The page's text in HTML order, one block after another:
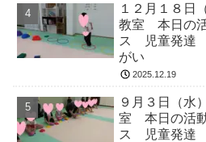
１２月１８日
教室 本日の
ス 児童発
がい
2025.12.19
９月３日（水
室 本日の活
ス 児童発